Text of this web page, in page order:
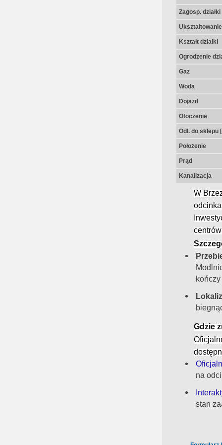
Zagosp. działki
Kształt działki
Ogrodzenie
Gaz
Woda
Dojazd
Otoczenie
Odl. do sklepu
Położenie
Prąd
Kanalizacja
W
Gdzie
na
stan